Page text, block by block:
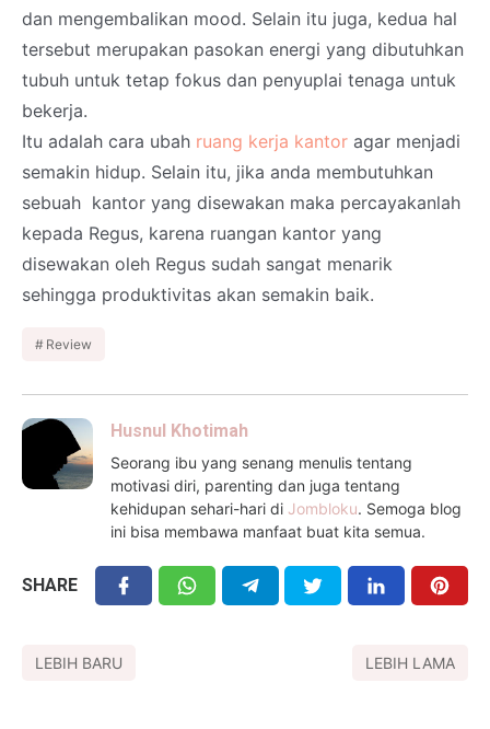
dan mengembalikan mood. Selain itu juga, kedua hal
tersebut merupakan pasokan energi yang dibutuhkan
tubuh untuk tetap fokus dan penyuplai tenaga untuk
bekerja.
Itu adalah cara ubah ruang kerja kantor agar menjadi
semakin hidup. Selain itu, jika anda membutuhkan
sebuah kantor yang disewakan maka percayakanlah
kepada Regus, karena ruangan kantor yang
disewakan oleh Regus sudah sangat menarik
sehingga produktivitas akan semakin baik.
Review
Husnul Khotimah
Seorang ibu yang senang menulis tentang
motivasi diri, parenting dan juga tentang
kehidupan sehari-hari di Jombloku. Semoga blog
ini bisa membawa manfaat buat kita semua.
SHARE
LEBIH BARU LEBIH LAMA